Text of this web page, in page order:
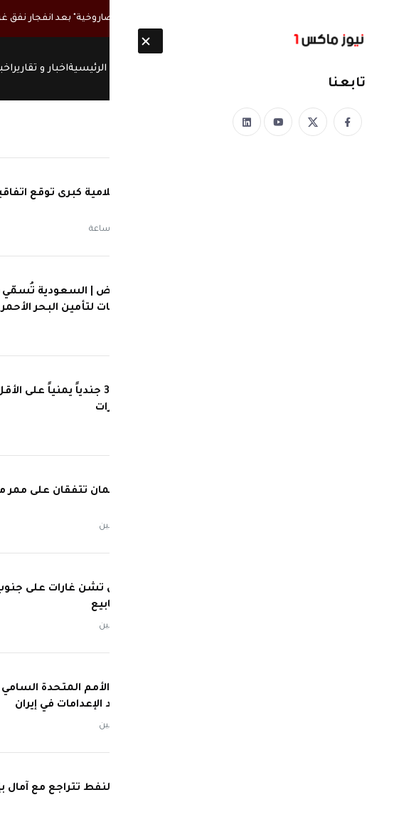
الرئيسيةاخبار و تقارير
تابعنا
دول إسلامية كبرى توقع
من الرياض | السعودية تُسمّي
الجنسيات لتأمين البحر
مقتل 30 جندياً يمنياً
معسكرات
إيران وعُمان تتفقان على
منذ يومين
إسرائيل تشن غارات على جنوب
منذ أسابيع
منذ يومين
مفوض الأمم المتحدة
إزاء تزايد الإعدامات في إيران
منذ يومين
أسعار النفط تتراجع مع